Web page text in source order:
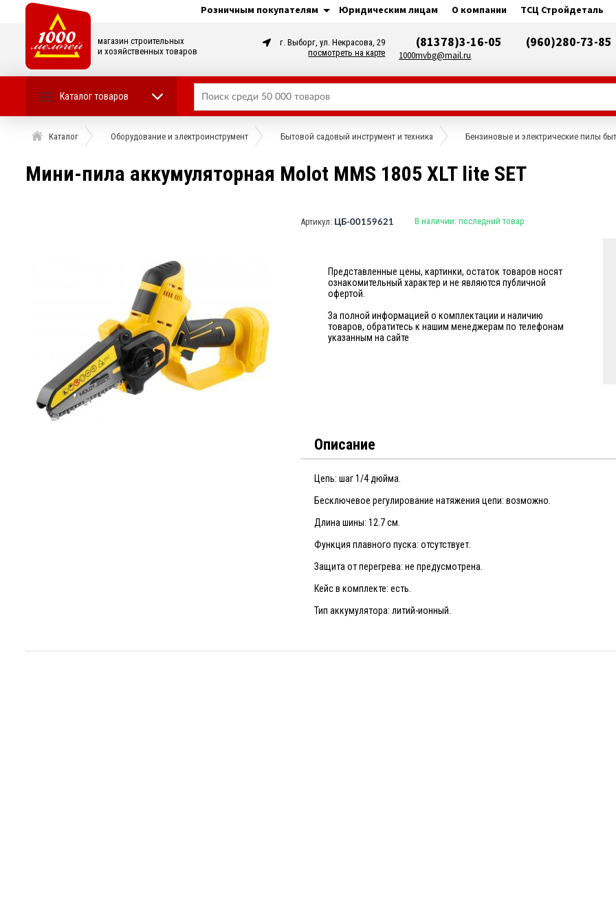
Розничным покупателям Юридическим лицам О компании ТСЦ Стройдеталь
магазин строительных
и хозяйственных товаров
г. Выборг, ул. Некрасова, 29
посмотреть на карте
(81378)3-16-05 (960)280-73-85
1000mvbg@mail.ru
Каталог товаров
Каталог Оборудование и электроинструмент Бытовой садовый инструмент и техника Бензиновые и электрические пилы
Мини-пила аккумуляторная Molot MMS 1805 XLT lite SET
Артикул: ЦБ-00159621 В наличии: последний товар
Представленные цены, картинки, остаток товаров носят
ознакомительный характер и не являются публичной
офертой.
За полной информацией о комплектации и наличию
товаров, обратитесь к нашим менеджерам по телефонам
указанным на сайте
Описание
Цепь: шаг 1/4 дюйма.
Бесключевое регулирование натяжения цепи: возможно.
Длина шины: 12.7 см.
Функция плавного пуска: отсутствует.
Защита от перегрева: не предусмотрена.
Кейс в комплекте: есть.
Тип аккумулятора: литий-ионный.